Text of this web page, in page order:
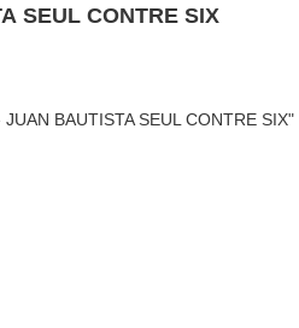
SEUL CONTRE SIX